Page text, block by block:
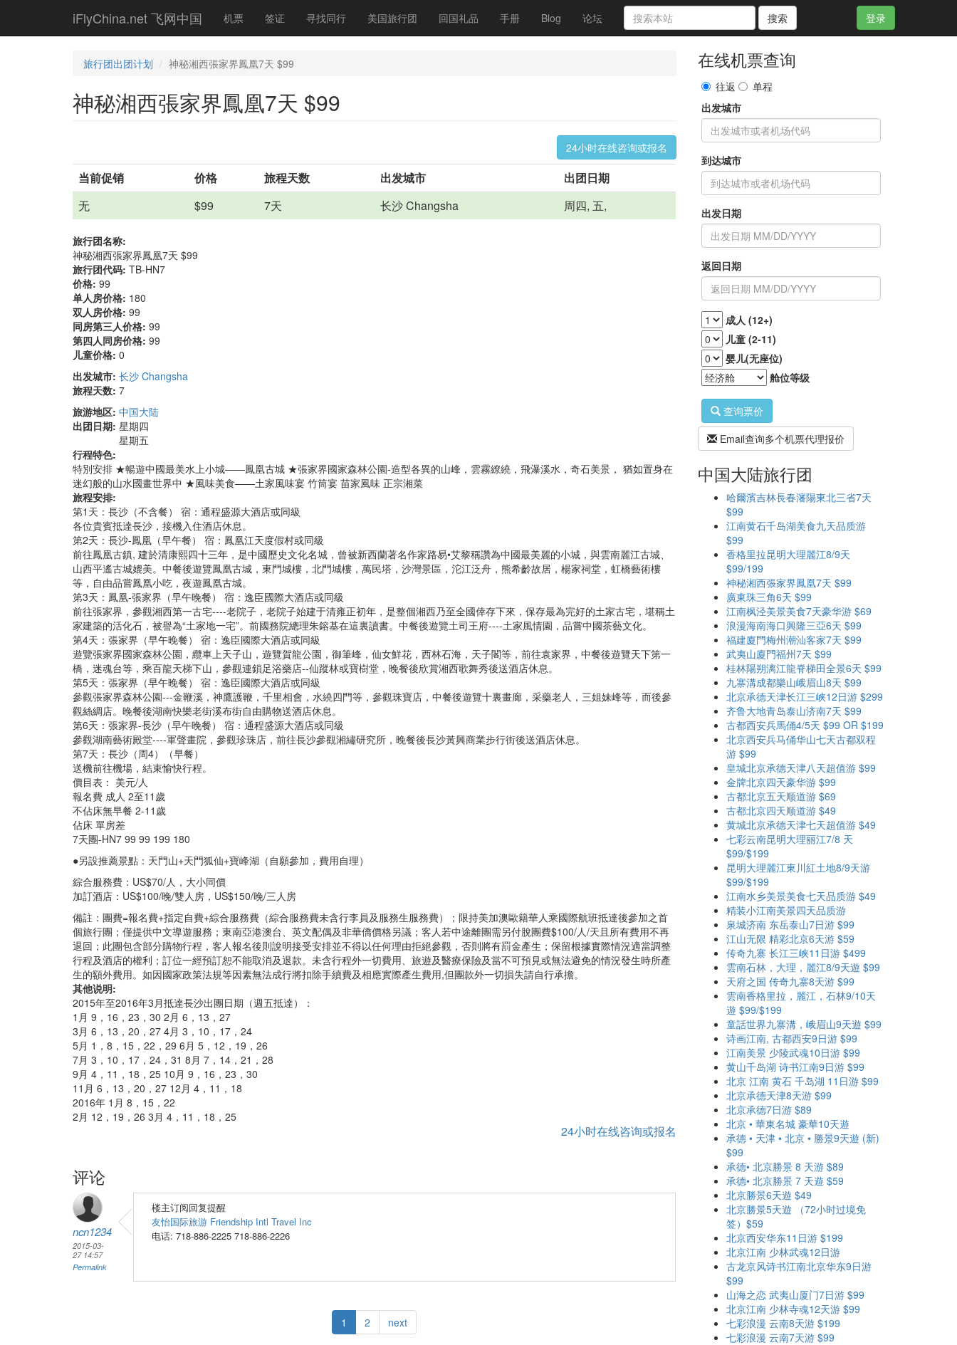
main
iFlyChina.net 飞网中国 机票 签证 寻找同行 美国旅行团 回国礼品 手册 Blog 论坛 搜索 登录
旅行团出团计划 神秘湘西張家界鳳凰7天 $99
神秘湘西張家界鳳凰7天 $99
24小时在线咨询或报名
当前促销 价格 旅程天数 出发城市
出团日期
无
$99 7天 长沙 Changsha 周四, 五,
旅行团名称:
神秘湘西張家界鳳凰7天 $99
旅行团代码: TB-HN7
价格: 99
单人房价格: 180
双人房价格: 99
同房第三人价格: 99
第四人同房价格: 99
儿童价格: 0
出发城市: 长沙 Changsha
旅程天数: 7
旅游地区: 中国大陆
出团日期: 星期四
星期五
行程特色:
特別安排 ★暢遊中國最美水上小城——鳳凰古城 ★張家界國家森林公園-造型各異的山峰，雲霧繚繞，飛瀑溪水，奇石美景， 猶如置身在
迷幻般的山水國畫世界中 ★風味美食——土家風味宴 竹筒宴 苗家風味 正宗湘菜
旅程安排:
第1天：長沙（不含餐） 宿：通程盛源大酒店或同級
各位貴賓抵達長沙，接機入住酒店休息。
第2天：長沙-鳳凰（早午餐） 宿：鳳凰江天度假村或同級
前往鳳凰古鎮, 建於清康熙四十三年，是中國歷史文化名城，曾被新西蘭著名作家路易•艾黎稱讚為中國最美麗的小城，與雲南麗江古城、
山西平遙古城媲美。中餐後遊覽鳳凰古城，東門城樓，北門城樓，萬民塔，沙灣景區，沱江泛舟，熊希齡故居，楊家祠堂，虹橋藝術樓
等，自由品嘗鳳凰小吃，夜遊鳳凰古城。
第3天：鳳凰-張家界（早午晚餐） 宿：逸臣國際大酒店或同級
前往張家界，參觀湘西第一古宅----老院子，老院子始建于清雍正初年，是整個湘西乃至全國倖存下來，保存最為完好的土家古宅，堪稱土
家建築的活化石，被譽為“土家地一宅”。前國務院總理朱鎔基在這裏讀書。中餐後遊覽土司王府----土家風情園，品嘗中國茶藝文化。
第4天：張家界（早午晚餐） 宿：逸臣國際大酒店或同級
遊覽張家界國家森林公園，纜車上天子山，遊覽賀龍公園，御筆峰，仙女鮮花，西林石海，天子閣等，前往袁家界，中餐後遊覽天下第一
橋，迷魂台等，乘百龍天梯下山，參觀連鎖足浴藥店--仙蹤林或寶樹堂，晚餐後欣賞湘西歌舞秀後送酒店休息。
第5天：張家界（早午晚餐） 宿：逸臣國際大酒店或同級
參觀張家界森林公園---金鞭溪，神鷹護鞭，千里相會，水繞四門等，參觀珠寶店，中餐後遊覽十裏畫廊，采藥老人，三姐妹峰等，而後參
觀絲綢店。晚餐後湖南快樂老街溪布街自由購物送酒店休息。
第6天：張家界-長沙（早午晚餐） 宿：通程盛源大酒店或同級
參觀湖南藝術殿堂----軍聲畫院，參觀珍珠店，前往長沙參觀湘繡研究所，晚餐後長沙黃興商業步行街後送酒店休息。
第7天：長沙（周4）（早餐）
送機前往機場，結束愉快行程。
價目表： 美元/人
報名費 成人 2至11歲
不佔床無早餐 2-11歲
佔床 單房差
7天團-HN7 99 99 199 180
●另設推薦景點：天門山+天門狐仙+寶峰湖（自願參加，費用自理）
綜合服務費：US$70/人，大小同價
加訂酒店：US$100/晚/雙人房，US$150/晚/三人房
備註：團費=報名費+指定自費+綜合服務費（綜合服務費未含行李員及服務生服務費）；限持美加澳歐籍華人乘國際航班抵達後參加之首
個旅行團；僅提供中文導遊服務；東南亞港澳台、英文配偶及非華僑價格另議；客人若中途離團需另付脫團費$100/人/天且所有費用不再
退回；此團包含部分購物行程，客人報名後則說明接受安排並不得以任何理由拒絕參觀，否則將有罰金產生；保留根據實際情況適當調整
行程及酒店的權利；訂位一經預訂恕不能取消及退款。未含行程外一切費用、旅遊及醫療保險及當不可預見或無法避免的情況發生時所產
生的額外費用。如因國家政策法規等因素無法成行將扣除手續費及相應實際產生費用,但團款外一切損失請自行承擔。
其他说明:
2015年至2016年3月抵達長沙出團日期（週五抵達）：
1月 9，16，23，30 2月 6，13，27
3月 6，13，20，27 4月 3，10，17，24
5月 1，8，15，22，29 6月 5，12，19，26
7月 3，10，17，24，31 8月 7，14，21，28
9月 4，11，18，25 10月 9，16，23，30
11月 6，13，20，27 12月 4，11，18
2016年 1月 8，15，22
2月 12，19，26 3月 4，11，18，25
24小时在线咨询或报名
评论
ncn1234
2015-03-
27 14:57
Permalink
楼主订阅回复提醒
友怡国际旅游 Friendship Intl Travel Inc
电话: 718-886-2225 718-886-2226
1 2 next
在线机票查询
往返
单程
出发城市
到达城市
出发日期
返回日期
成人 (12+)
儿童 (2-11)
婴儿(无座位)
舱位等级
查询票价
Email查询多个机票代理报价
中国大陆旅行团
哈爾濱吉林長春瀋陽東北三省7天
$99
江南黄石千岛湖美食九天品质游
$99
香格里拉昆明大理麗江8/9天
$99/199
神秘湘西張家界鳳凰7天 $99
廣東珠三角6天 $99
江南枫泾美景美食7天豪华游 $69
浪漫海南海口興隆三亞6天 $99
福建廈門梅州潮汕客家7天 $99
武夷山廈門福州7天 $99
桂林陽朔漓江龍脊梯田全景6天 $99
九寨溝成都樂山峨眉山8天 $99
北京承德天津长江三峡12日游 $299
齐鲁大地青岛泰山济南7天 $99
古都西安兵馬俑4/5天 $99 OR $199
北京西安兵马俑华山七天古都双程
游 $99
皇城北京承德天津八天超值游 $99
金牌北京四天豪华游 $99
古都北京五天顺道游 $69
古都北京四天顺道游 $49
黄城北京承德天津七天超值游 $49
七彩云南昆明大理丽江7/8 天
$99/$199
昆明大理麗江東川紅土地8/9天游
$99/$199
江南水乡美景美食七天品质游 $49
精装小江南美景四天品质游
泉城济南 东岳泰山7日游 $99
江山无限 精彩北京6天游 $59
传奇九寨 长江三峡11日游 $499
雲南石林，大理，麗江8/9天遊 $99
天府之国 传奇九寨8天游 $99
雲南香格里拉，麗江，石林9/10天
遊 $99/$199
童話世界九寨溝，峨眉山9天遊 $99
诗画江南, 古都西安9日游 $99
江南美景 少陵武魂10日游 $99
黄山千岛湖 诗书江南9日游 $99
北京 江南 黄石 千岛湖 11日游 $99
北京承德天津8天游 $99
北京承德7日游 $89
北京 • 華東名城 豪華10天遊
承德 • 天津 • 北京 • 勝景9天遊 (新)
$99
承德• 北京勝景 8 天游 $89
承德• 北京勝景 7 天遊 $59
北京勝景6天遊 $49
北京勝景5天遊 （72小时过境免
签）$59
北京西安华东11日游 $199
北京江南 少林武魂12日游
古龙京风诗书江南北京华东9日游
$99
山海之恋 武夷山厦门7日游 $99
北京江南 少林寺魂12天游 $99
七彩浪漫 云南8天游 $199
七彩浪漫 云南7天游 $99